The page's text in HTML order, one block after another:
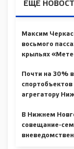
ЕЩЕ
Максим
восьмого
крыльях
Почти на 30%
агрегатору
В Нижнем
совещание-